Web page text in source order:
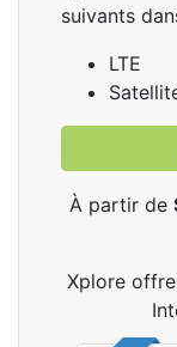
suivants
LTE
À partir de
Xplore